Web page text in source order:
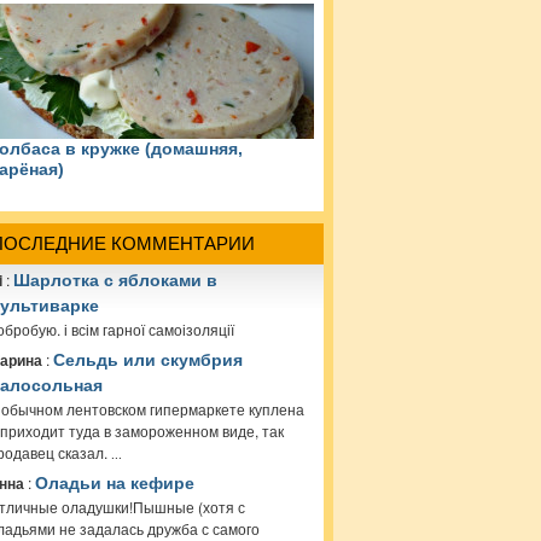
в кружке (домашняя,
КОММЕНТАРИИ
: Шарлотка с яблоками в
і всім гарної самоізоляції
:Сельдь или скумбрия
лентовском гипермаркете куплена
туда в замороженном виде, так
сказал. ...
:Оладьи на кефире
оладушки!Пышные (хотя с
не задалась дружба с самого